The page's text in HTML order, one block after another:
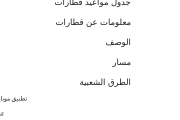
جدول مواعيد قطارات
معلومات عن قطارات
الوصف
مسار
الطرق الشعبية
تطبيق